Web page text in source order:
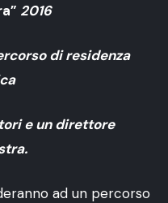
2016
di residenza
e un direttore
ad un percorso